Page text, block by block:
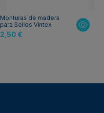
Monturas de madera
para Sellos Vintex
2,50 €